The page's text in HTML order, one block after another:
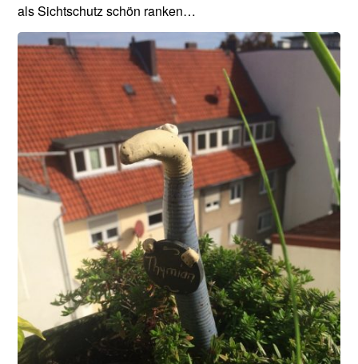
als Sichtschutz schön ranken…